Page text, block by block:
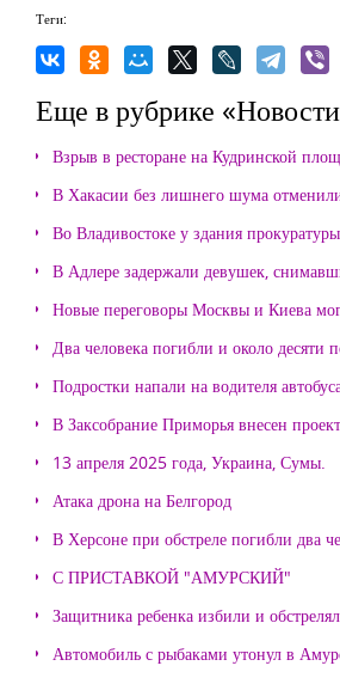
Теги:
Еще в рубрике
Взрыв в ресторане на Кудринской
В Хакасии без лишнего шума
Во Владивостоке у здания
В Адлере задержали девушек,
Новые переговоры Москвы и Киева
Два человека погибли и около десяти
Подростки напали на водителя
В Заксобрание Приморья внесен
13 апреля 2025 года, Украина, Сумы.
Атака дрона на Белгород
В Херсоне при обстреле погибли два
С ПРИСТАВКОЙ "АМУРСКИЙ"
Защитника ребенка избили и
Автомобиль с рыбаками утонул в